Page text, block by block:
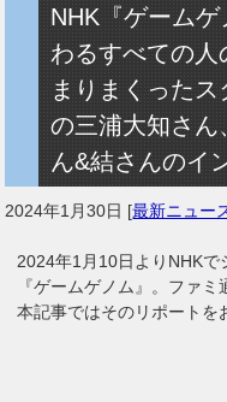
NHK『ゲーム
わるすべての
まりまくった
の三浦大知さん
ん&結さんのイ
2024年1月30日 [最新ニュー
2024年1月10日よりNHKで
『ゲームゲノム』。ファ
本記事ではそのリポートを